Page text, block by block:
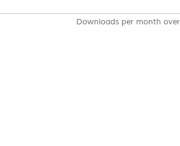
Downloads per month